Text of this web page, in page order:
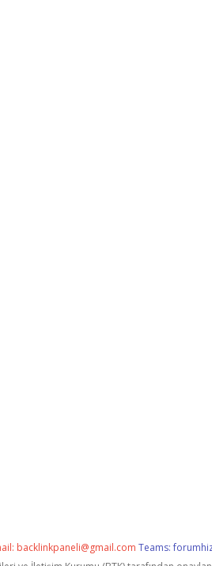
backlinkpaneli@gmail.com Teams: